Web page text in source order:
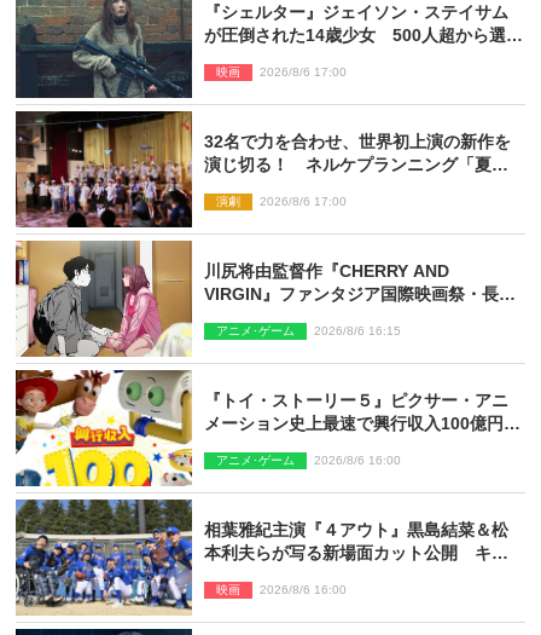
『シェルター』ジェイソン・ステイサム
が圧倒された14歳少女 500人超から選出
とは
映画 2026/8/6 17:00
32名で力を合わせ、世界初上演の新作を
演じ切る！ ネルケプランニング「夏休
ト【最終日】
演劇 2026/8/6 17:00
川尻将由監督作『CHERRY AND
VIRGIN』ファンタジア国際映画祭・長編
アニメ･ゲーム 2026/8/6 16:15
『トイ・ストーリー５』ピクサー・アニ
メーション史上最速で興行収入100億円突
アニメ･ゲーム 2026/8/6 16:00
相葉雅紀主演『４アウト』黒島結菜＆松
本利夫らが写る新場面カット公開 キャ
映画 2026/8/6 16:00